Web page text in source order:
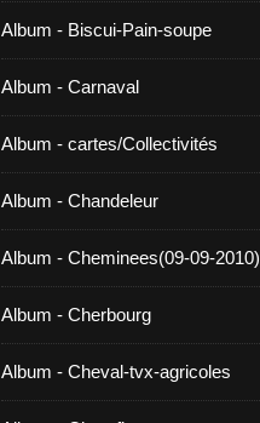
Album - Biscui-Pain-soupe
Album - Carnaval
Album - cartes/Collectivités
Album - Chandeleur
Album - Cheminees(09-09-2010)
Album - Cherbourg
Album - Cheval-tvx-agricoles